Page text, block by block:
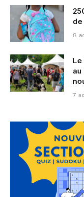
8
Le
au
7